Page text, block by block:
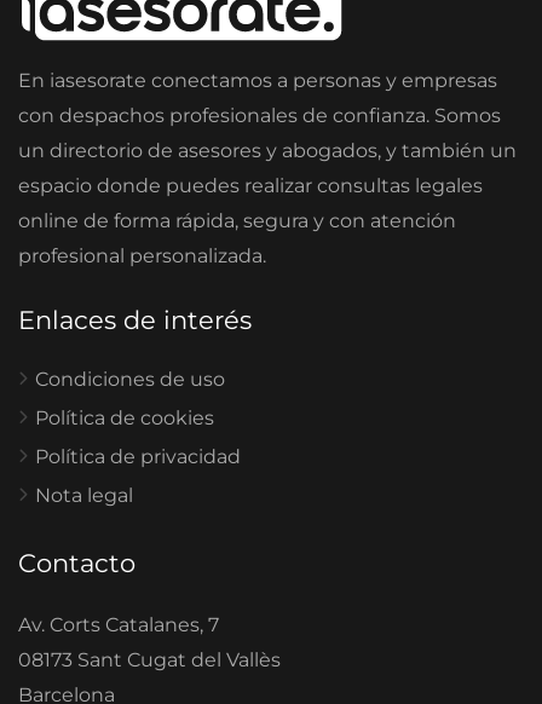
En iasesorate conectamos a personas y empresas
con despachos profesionales de confianza. Somos
un directorio de asesores y abogados, y también un
espacio donde puedes realizar consultas legales
online de forma rápida, segura y con atención
profesional personalizada.
Enlaces de interés
Condiciones de uso
Política de cookies
Política de privacidad
Nota legal
Contacto
Av. Corts Catalanes, 7
08173 Sant Cugat del Vallès
Barcelona